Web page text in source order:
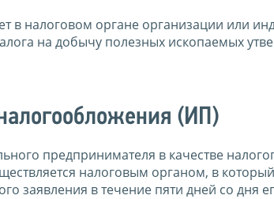
в налоговом органе организации или
на добычу полезных ископаемых
(ИП)
предпринимателя в качестве
налоговым органом, в
заявления в течение пяти дней со дня